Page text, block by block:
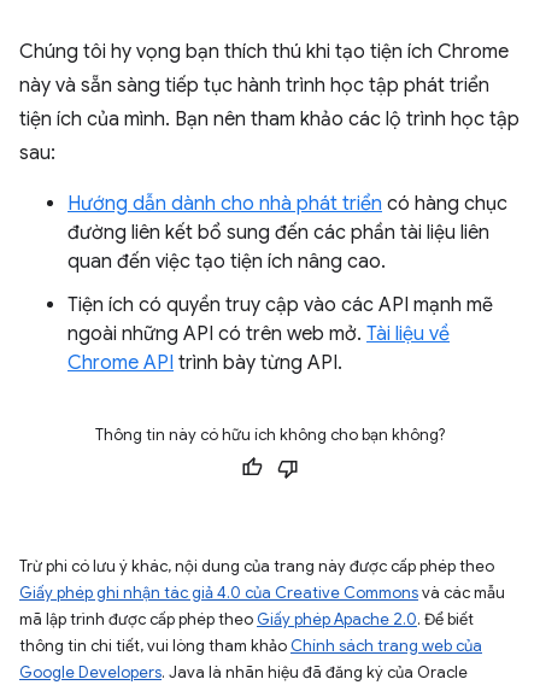
Chúng tôi hy vọng bạn thích thú khi tạo tiện ích Chrome
này và sẵn sàng tiếp tục hành trình học tập phát triển
tiện ích của mình. Bạn nên tham khảo các lộ trình học tập
sau:
Hướng dẫn dành cho nhà phát triển có hàng chục
đường liên kết bổ sung đến các phần tài liệu liên
quan đến việc tạo tiện ích nâng cao.
Tiện ích có quyền truy cập vào các API mạnh mẽ
ngoài những API có trên web mở. Tài liệu về
Chrome API trình bày từng API.
Thông tin này có hữu ích không cho bạn không?
Trừ phi có lưu ý khác, nội dung của trang này được cấp phép theo
Giấy phép ghi nhận tác giả 4.0 của Creative Commonsvà các mẫu
mã lập trình được cấp phép theo Giấy phép Apache 2.0. Để biết
thông tin chi tiết, vui lòng tham khảo Chính sách trang web của
Google Developers. Java là nhãn hiệu đã đăng ký của Oracle